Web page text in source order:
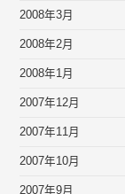
2008年3月
2008年2月
2008年1月
2007年12月
2007年11月
2007年10月
2007年9月